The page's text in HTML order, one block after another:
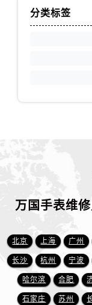
分类标签
万国手表维
北京 上海 广州
长沙 杭州 宁波
哈尔滨 合肥
石家庄 苏州